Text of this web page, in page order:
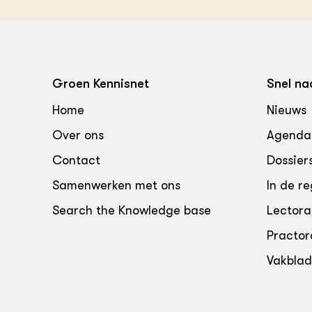
Groen Kennisnet
Home
Over ons
Contact
Samenwerken met ons
Search the Knowledge base
Snel
Nieuws
Agenda
In de